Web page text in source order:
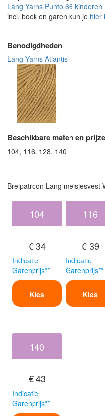
Lang Yarns Punto 66 kinderen
incl. boek en garen kun je hier
Benodigdheden
Lang Yarns Atlantis
Beschikbare maten en
104, 116, 128, 140
Breipatroon Lang meisjesvest
104
€ 34
Indicatie
Garenprijs**
Kies
116
€ 39
Indicatie
Garenprijs**
Kies
140
€ 43
Indicatie
Garenprijs**